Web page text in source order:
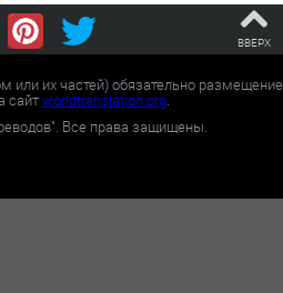
ВВЕРХ
или их частей) обязательно размещение
сайтworldtranslation.org.
Все права защищены.